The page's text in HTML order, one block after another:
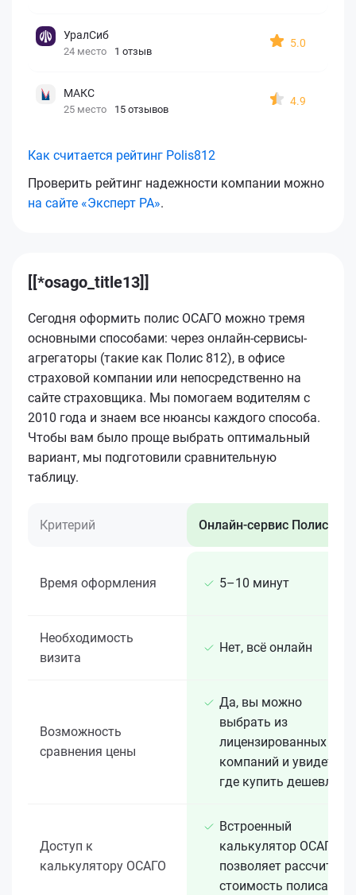
УралСиб
24 место 1 отзыв
5.0
МАКС
25 место 15 отзывов
4.9
Как считается рейтинг Polis812
Проверить рейтинг надежности компании можно
на сайте «Эксперт РА».
[[*osago_title13]]
Сегодня оформить полис ОСАГО можно тремя
основными способами: через онлайн-сервисы-
агрегаторы (такие как Полис 812), в офисе
страховой компании или непосредственно на
сайте страховщика. Мы помогаем водителям с
2010 года и знаем все нюансы каждого способа.
Чтобы вам было проще выбрать оптимальный
вариант, мы подготовили сравнительную
таблицу.
Критерий Онлайн-сервис Полис 812
Время оформления 5–10 минут
Необходимость
визита
Нет, всё онлайн
Возможность
сравнения цены
Да, вы можно
выбрать из
лицензированных 15+
компаний и увидеть,
где купить дешевле
Доступ к
калькулятору ОСАГО
Встроенный
калькулятор ОСАГО
позволяет рассчитать
стоимость полиса